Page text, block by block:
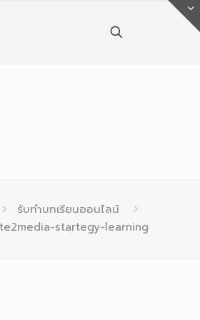
รับทำบทเรียนออนไลน์
startegy-learning